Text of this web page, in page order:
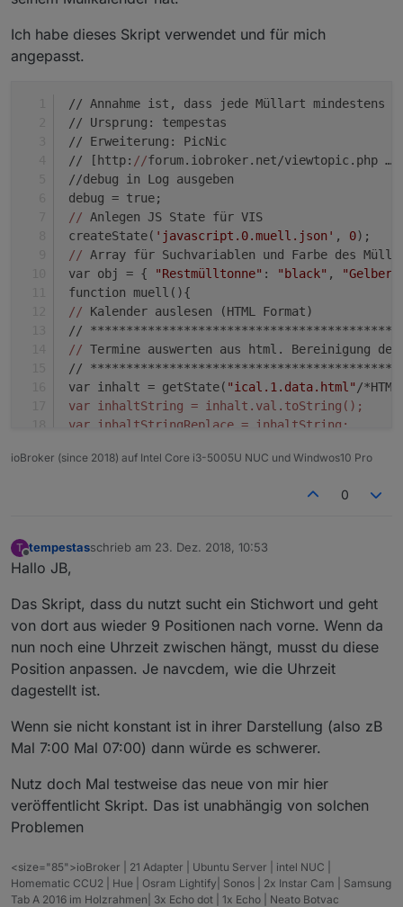
Ich habe dieses Skript verwendet und für mich
angepasst.
// Annahme ist, dass jede Müllart mindestens
// Ursprung: tempestas
// Erweiterung: PicNic
// [http: //forum.iobroker.net/viewtopic.php …
//debug in Log ausgeben
debug = true;
// Anlegen JS State für VIS
createState( 'javascript.0.muell.json' , 0);
// Array für Suchvariablen und Farbe des Müll-
var obj = {
"Restmülltonne" : "black" ,
"Gelber
function muell(){
// Kalender auslesen (HTML Format)
//
// Termine auswerten aus html. Bereinigung
//
var inhalt = getState( "ical.1.data.html" /
var inhaltString = inhalt.val.toString();
var inhaltStringReplace = inhaltString;
var i_search;
/gi,
// remove all else
// get rid of html-encoded characters:
if (debug) log(inhaltStringReplace);
// n-ten Treffer finden
function nthIndex(str, pat, n){
(n– && i++ <l){<br>i= str.indexOf(pat,
if (i < 0 ) break ;
}
ioBroker (since 2018) auf Intel Core i3-5005U NUC und Windwos10 Pro
0
T
Offline
tempestasschrieb am 23. Dez. 2018, 10:53
zuletzt editiert von
Hallo JB,
Das Skript, dass du nutzt sucht ein Stichwort und geht
von dort aus wieder 9 Positionen nach vorne. Wenn da
nun noch eine Uhrzeit zwischen hängt, musst du diese
Position anpassen. Je navcdem, wie die Uhrzeit
dagestellt ist.
Wenn sie nicht konstant ist in ihrer Darstellung (also zB
Mal 7:00 Mal 07:00) dann würde es schwerer.
Nutz doch Mal testweise das neue von mir hier
veröffentlicht Skript. Das ist unabhängig von solchen
Problemen
<size="85">ioBroker | 21 Adapter | Ubuntu Server | intel NUC |
Homematic CCU2 | Hue | Osram Lightify| Sonos | 2x Instar Cam | Samsung
Tab A 2016 im Holzrahmen| 3x Echo dot | 1x Echo | Neato Botvac